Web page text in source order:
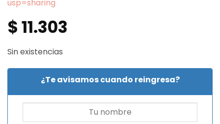
usp=sharing
$11.303
Sin existencias
¿Te avisamos cuando reingresa?